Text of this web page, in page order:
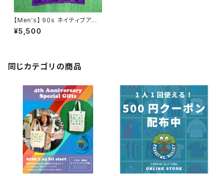
【Men's】 90s ネイティブアメリ
カン モチーフ ムラ染め Tシャツ
/ アメリカ製 USA製 90年代 テ
¥5,500
同じカテゴリの商品